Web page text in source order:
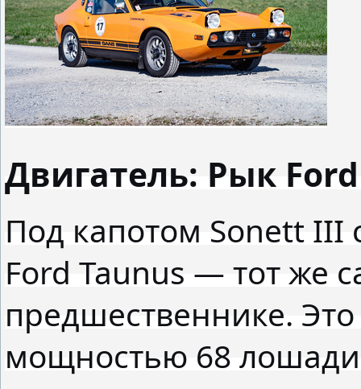
Двигатель: Рык
Под капотом Sonett III
Ford Taunus — тот же
предшественнике.
мощностью 68